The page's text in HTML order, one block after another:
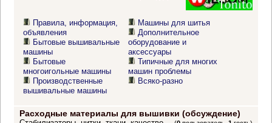
Правила, информация,
объявления
Бытовые вышивальные
машины
Бытовые
многоигольные машины
Производственные
вышивальные машины
Машины для шитья
Дополнительное
оборудование и
аксессуары
Типичные для многих
машин проблемы
Всяко-разно
Расходные материалы для вышивки (обсуждение)